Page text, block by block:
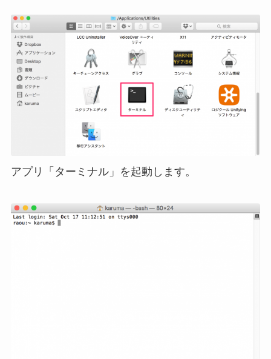
アプリ「ターミナル」を起動します。